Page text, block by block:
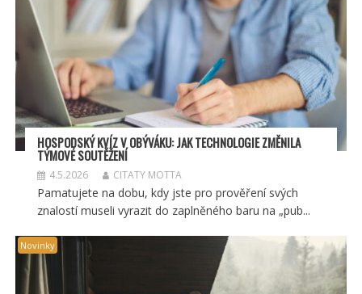
HOSPODSKÝKVÍZ V OBÝVÁKU: JAK TECHNOLOGIE ZMĚNILA
TÝMOVÉ SOUTĚŽENÍ
4.5.2026 CITATY MOTTA
Pamatujete na dobu, kdy jste pro prověření svých
znalostí museli vyrazit do zaplněného baru na „pub...
Novinky